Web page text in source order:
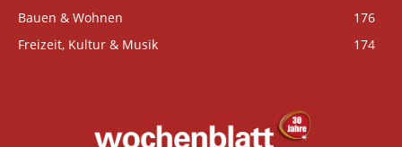
Bauen & Wohnen
176
Freizeit, Kultur & Musik
174